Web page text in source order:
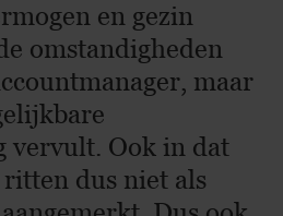
en gezin
omstandigheden
maar
vervult. Ook in dat
dus niet als